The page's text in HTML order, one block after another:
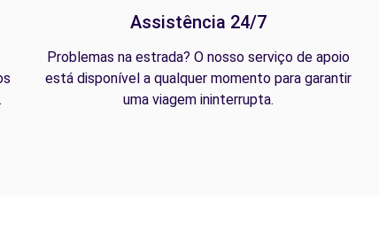
Assistência 24/7
Problemas na estrada? O nosso serviço de apoio
está disponível a qualquer momento para garantir
uma viagem ininterrupta.